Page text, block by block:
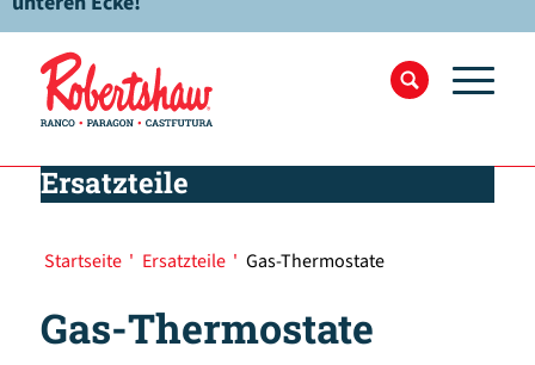
Ersatzteile
Startseite ' Ersatzteile ' Gas-Thermostate
Gas-Thermostate